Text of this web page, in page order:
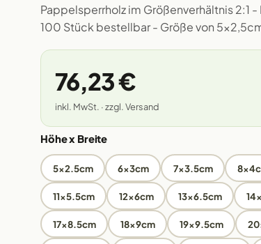
Pappelsperrholz im Größenverhältnis 2:1 -
100 Stück bestellbar - Größe von
76,23 €
inkl. MwSt. · zzgl. Versand
Höhe x Breite
5x2.5cm 6x3cm 7x3.5cm
11x5.5cm 12x6cm 13x6.5cm
17x8.5cm 18x9cm 19x9.5cm